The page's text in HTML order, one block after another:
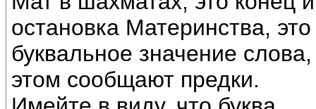
остановка Материнства,
буквальное значение
этом сообщают предки.